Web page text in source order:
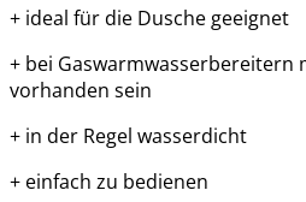
+ ideal für die Dusche geeignet
+ bei Gaswarmwasserbereitern
vorhanden sein
+ in der Regel wasserdicht
+ einfach zu bedienen